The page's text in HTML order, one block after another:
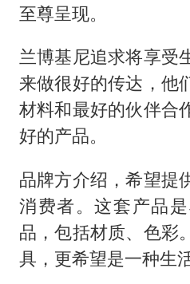
至尊呈现。
兰博基尼追求将享受
来做很好的传达，他
材料和最好的伙伴合
好的产品。
品牌方介绍，希望提
消费者。这套产品
品，包括材质、色彩
具，更希望是一种生